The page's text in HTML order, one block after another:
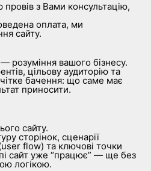
з Вами консультацію,
оплата, ми
сайту.
розуміння вашого бізнесу.
цільову аудиторію та
бачення: що саме має
приносити.
сайту.
сторінок, сценарії
flow) та ключові точки
сайт уже “працює” — ще без
логікою.